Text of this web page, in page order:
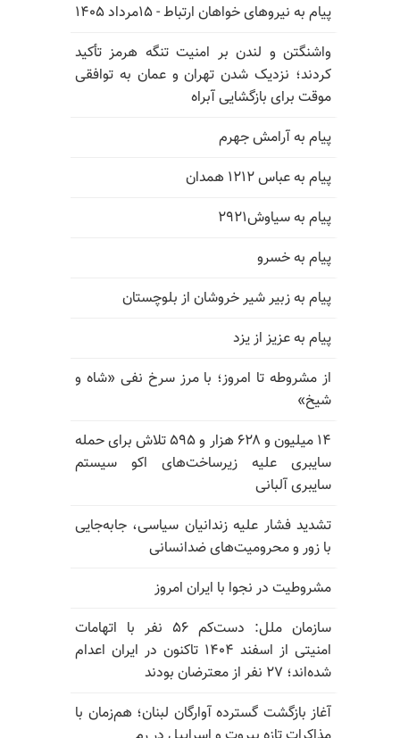
پیام به نیروهای خواهان ارتباط - ۱۵مرداد ۱۴۰۵
واشنگتن و لندن بر امنیت تنگه هرمز تأکید
کردند؛ نزدیک شدن تهران و عمان به توافقی
موقت برای بازگشایی آبراه
پیام به آرامش جهرم
پیام به عباس ۱۲۱۲ همدان
پیام به سیاوش۲۹۲۱
پیام به خسرو
پیام به زبیر شیر خروشان از بلوچستان
پیام به عزیز از یزد
از مشروطه تا امروز؛ با مرز سرخ نفی «شاه و
شیخ»
۱۴ میلیون و ۶۲۸ هزار و ۵۹۵ تلاش برای حمله
سایبری علیه زیرساخت‌های اکو سیستم
سایبری آلبانی
تشدید فشار علیه زندانیان سیاسی، جابه‌جایی
با زور و محرومیت‌های ضدانسانی
مشروطیت در نجوا با ایران امروز
سازمان ملل: دست‌کم ۵۶ نفر با اتهامات
امنیتی از اسفند ۱۴۰۴ تاکنون در ایران اعدام
شده‌اند؛ ۲۷ نفر از معترضان بودند
آغاز بازگشت گسترده آوارگان لبنان؛ هم‌زمان با